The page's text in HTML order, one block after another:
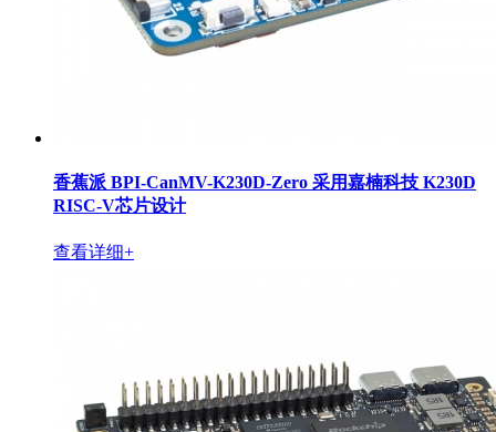
香蕉派 BPI-CanMV-K230D-Zero 采用嘉楠科技 K230D
RISC-V芯片设计
查看详细+